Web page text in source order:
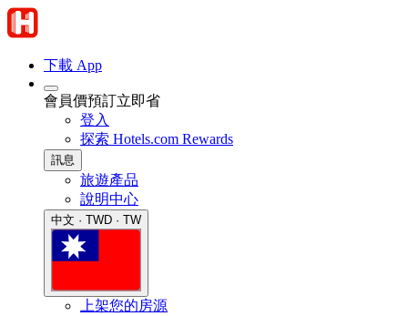
下載 App
會員價預訂立即省
登入
探索 Hotels.com Rewards
訊息
旅遊產品
說明中心
中文 · TWD · TW
上架您的房源